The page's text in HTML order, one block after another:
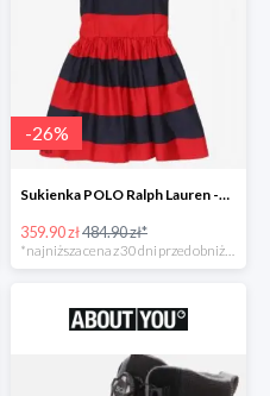
-26%
Sukienka POLO Ralph Lauren -26%
359.90 zł484.90 zł*
*najniższa cena z 30 dni przed obniżką